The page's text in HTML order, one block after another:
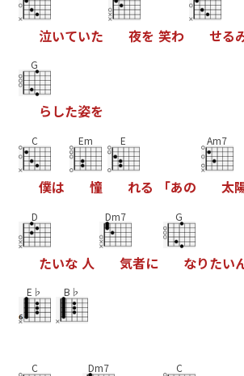
泣いていた 夜を 笑わ せる
G
ら した姿を
C
僕は
Em
憧
E
れる 「あの
Am7
太
D
たいな 人
Dm7
気者に
G
なりたい
E♭ B♭
C Dm7 C